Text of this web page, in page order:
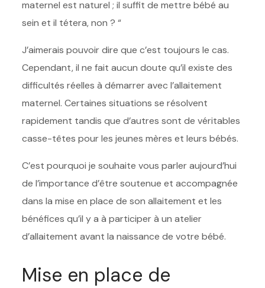
maternel est naturel ; il suffit de mettre bébé au
sein et il tétera, non ? “
J’aimerais pouvoir dire que c’est toujours le cas.
Cependant, il ne fait aucun doute qu’il existe des
difficultés réelles à démarrer avec l’allaitement
maternel. Certaines situations se résolvent
rapidement tandis que d’autres sont de véritables
casse-têtes pour les jeunes mères et leurs bébés.
C’est pourquoi je souhaite vous parler aujourd’hui
de l’importance d’être soutenue et accompagnée
dans la mise en place de son allaitement et les
bénéfices qu’il y a à participer à un atelier
d’allaitement avant la naissance de votre bébé.
Mise en place de